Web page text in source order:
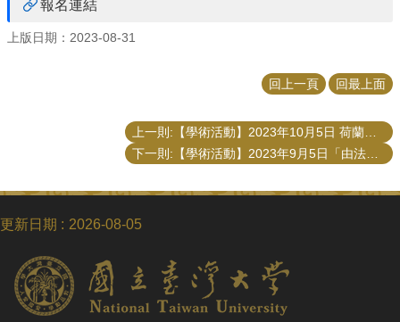
報名連結
上版日期：2023-08-31
回上一頁 回最上面
上一則:【學術活動】2023年10月5日 荷蘭萊頓大學公共行政學院Prof. Kohei Suzuki演講
下一則:【學術活動】2023年9月5日「由法政策學看我國之碳定價制度」演講
更新日期 2026-08-05